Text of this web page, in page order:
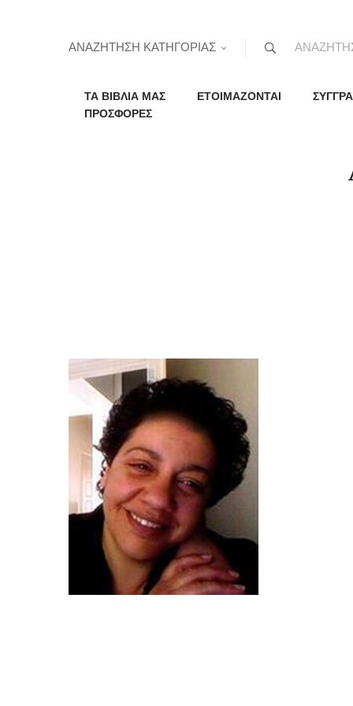
ΑΝΑΖΗΤΗΣΗ ΚΑΤΗΓΟΡΙΑΣ
ΤΑ ΒΙΒΛΙΑ ΜΑΣ ΕΤΟΙΜΑΖΟΝΤΑΙ
ΠΡΟΣΦΟΡΕΣ